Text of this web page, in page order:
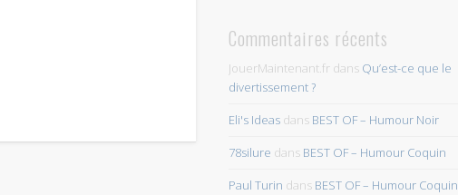
Commentaires récents
JouerMaintenant.fr dans Qu’est-ce que le
divertissement ?
Eli's Ideas dans BEST OF – Humour Noir
78silure dans BEST OF – Humour Coquin
Paul Turin dans BEST OF – Humour Coquin